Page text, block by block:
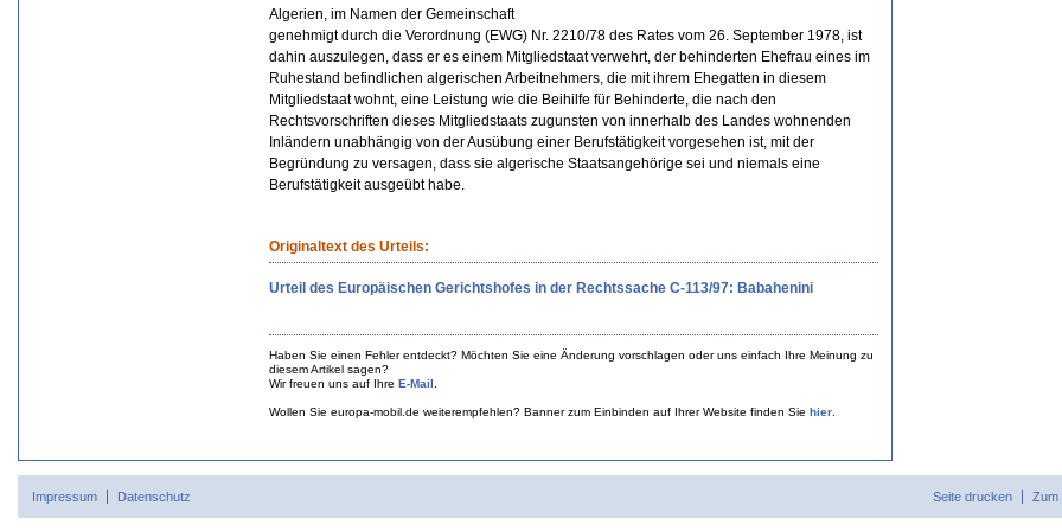
Algerien, im Namen der Gemeinschaft
genehmigt durch die Verordnung (EWG) Nr. 2210/78 des Rates vom 26. September 1978, ist
dahin auszulegen, dass er es einem Mitgliedstaat verwehrt, der behinderten Ehefrau eines im
Ruhestand befindlichen algerischen Arbeitnehmers, die mit ihrem Ehegatten in diesem
Mitgliedstaat wohnt, eine Leistung wie die Beihilfe für Behinderte, die nach den
Rechtsvorschriften dieses Mitgliedstaats zugunsten von innerhalb des Landes wohnenden
Inländern unabhängig von der Ausübung einer Berufstätigkeit vorgesehen ist, mit der
Begründung zu versagen, dass sie algerische Staatsangehörige sei und niemals eine
Berufstätigkeit ausgeübt habe.
Originaltext des Urteils:
Urteil des Europäischen Gerichtshofes in der Rechtssache C-113/97: Babahenini
Haben Sie einen Fehler entdeckt? Möchten Sie eine Änderung vorschlagen oder uns einfach Ihre Meinung zu
diesem Artikel sagen?
Wir freuen uns auf Ihre E-Mail
Wollen Sie europa-mobil.de weiterempfehlen? Banner zum Einbinden auf Ihrer Website finden Sie hier
Impressum Datenschutz Seite drucken Zum